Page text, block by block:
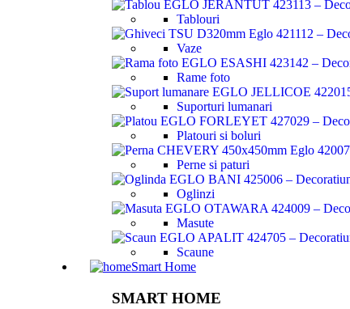
Tablouri
Vaze
Rame foto
Suporturi lumanari
Platouri si boluri
Perne si paturi
Oglinzi
Masute
Scaune
Smart Home
SMART HOME